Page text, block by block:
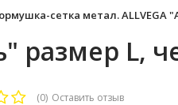
сетка метал. ALLVEGA
размер L,
(0) Оставить отзыв